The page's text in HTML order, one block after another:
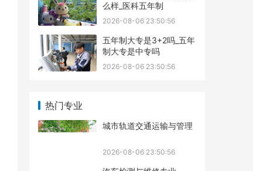
么样_医科五年制
2026-08-06 23:50:56
五年制大专是3+2吗_五年
制大专是中专吗
2026-08-06 23:50:56
热门专业
城市轨道交通运输与管理
2026-08-06 23:50:56